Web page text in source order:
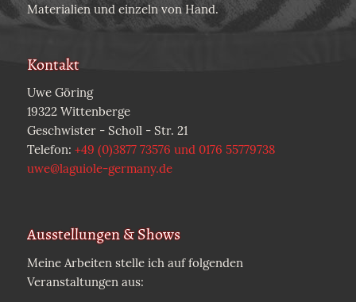
Materialien und einzeln von Hand.
Kontakt
Uwe Göring
19322 Wittenberge
Geschwister - Scholl - Str. 21
Telefon: +49 (0)3877 73576 und 0176 55779738
uwe@laguiole-germany.de
Ausstellungen & Shows
Meine Arbeiten stelle ich auf folgenden
Veranstaltungen aus: